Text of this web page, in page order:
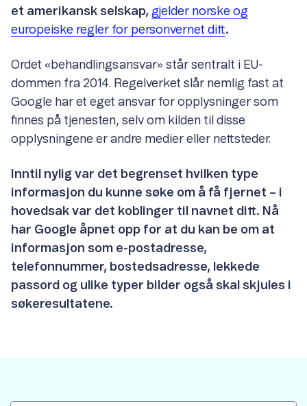
et amerikansk selskap, gjelder norske og
europeiske regler for personvernet ditt.
Ordet «behandlingsansvar» står sentralt i EU-
dommen fra 2014. Regelverket slår nemlig fast at
Google har et eget ansvar for opplysninger som
finnes på tjenesten, selv om kilden til disse
opplysningene er andre medier eller nettsteder.
Inntil nylig var det begrenset hvilken type
informasjon du kunne søke om å få fjernet – i
hovedsak var det koblinger til navnet ditt. Nå
har Google åpnet opp for at du kan be om at
informasjon som e-postadresse,
telefonnummer, bostedsadresse, lekkede
passord og ulike typer bilder også skal skjules i
søkeresultatene.